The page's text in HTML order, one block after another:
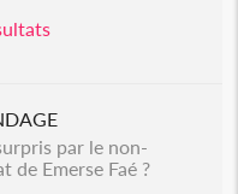
par le non-
de Emerse Faé ?